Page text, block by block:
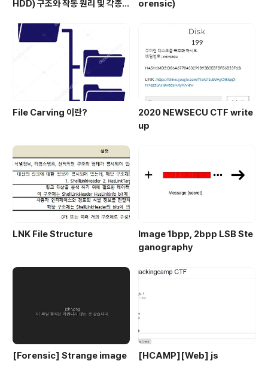
HDD) 구조와 작동 원리 및 각종
orensic)
File Carving 이란?
2020 NEWSECU CTF write
up
LNK File Structure
Image 1bpp, 2bpp LSB Ste
ganography
[Forensic] Strange image [HCAMP][Web] js